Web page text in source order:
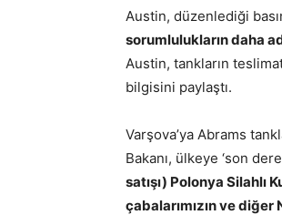
Austin, düzenlediği
sorumlulukların daha
Austin, tankların
bilgisini paylaştı.
Varşova’ya Abrams
Bakanı, ülkeye ‘son
satışı) Polonya Silahlı
çabalarımızın ve